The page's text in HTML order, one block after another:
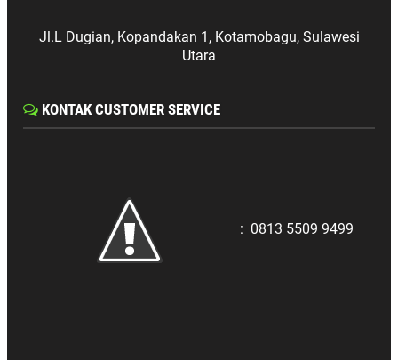
Jl.L Dugian, Kopandakan 1, Kotamobagu, Sulawesi
Utara
KONTAK CUSTOMER SERVICE
: 0813 5509 9499